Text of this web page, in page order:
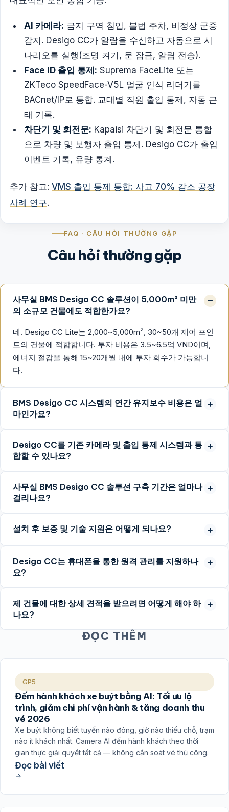
AI 카메라: 금지 구역 침입, 불법 주차, 비정상 군중
감지. Desigo CC가 알람을 수신하고 자동으로 시
나리오를 실행(조명 켜기, 문 잠금, 알림 전송).
Face ID 출입 통제: Suprema FaceLite 또는
ZKTeco SpeedFace-V5L 얼굴 인식 리더기를
BACnet/IP로 통합. 교대별 직원 출입 통제, 자동 근
태 기록.
차단기 및 회전문: Kapaisi 차단기 및 회전문 통합
으로 차량 및 보행자 출입 통제. Desigo CC가 출입
이벤트 기록, 유량 통계.
추가 참고: VMS 출입 통제 통합: 사고 70% 감소 공장
사례 연구.
FAQ · CÂU HỎI THƯỜNG GẶP
Câu hỏi thường gặp
사무실 BMS Desigo CC 솔루션이 5,000m² 미만
의 소규모 건물에도 적합한가요?
네. Desigo CC Lite는 2,000~5,000m², 30~50개 제어 포인
트의 건물에 적합합니다. 투자 비용은 3.5~6.5억 VND이며,
에너지 절감을 통해 15~20개월 내에 투자 회수가 가능합니
다.
BMS Desigo CC 시스템의 연간 유지보수 비용은 얼
마인가요?
Desigo CC를 기존 카메라 및 출입 통제 시스템과 통
합할 수 있나요?
사무실 BMS Desigo CC 솔루션 구축 기간은 얼마나
걸리나요?
설치 후 보증 및 기술 지원은 어떻게 되나요?
Desigo CC는 휴대폰을 통한 원격 관리를 지원하나
요?
제 건물에 대한 상세 견적을 받으려면 어떻게 해야 하
나요?
ĐỌC THÊM
GP5
Đếm hành khách xe buýt bằng AI: Tối ưu lộ
trình, giảm chi phí vận hành & tăng doanh thu
vé 2026
Xe buýt không biết tuyến nào đông, giờ nào thiếu chỗ, trạm
nào ít khách nhất. Camera AI đếm hành khách theo thời
gian thực giải quyết tất cả — không cần soát vé thủ công.
Đọc bài viết